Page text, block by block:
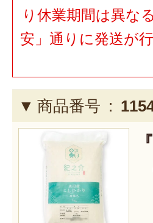
り休業期間は異な
安」通りに発送が
商品番号 :